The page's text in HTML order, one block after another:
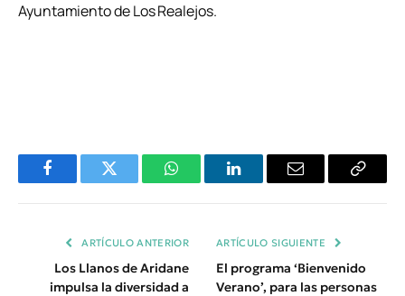
Ayuntamiento de Los Realejos.
FacebookTwitter WhatsAppLinkedInEmail
Copiar
ARTÍCULO ANTERIOR
Los Llanos de Aridane
impulsa la diversidad a
ARTÍCULO SIGUIENTE
El programa ‘Bienvenido
Verano’, para las personas